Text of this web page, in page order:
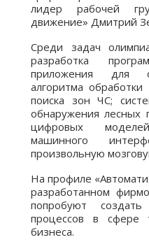
лидер рабочей
движение» Дмитрий
Среди задач
разработка
приложения для
алгоритма
поиска зон ЧС;
обнаружения лесных
цифровых
машинного
произвольную
На профиле
разработанном
попробуют
процессов в сфере
бизнеса.